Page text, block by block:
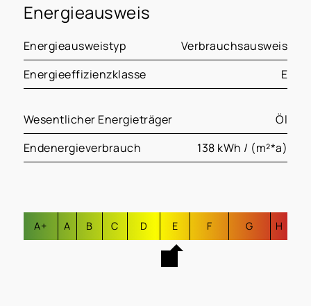
Energieausweis
Energieausweistyp
Verbrauchsausweis
Energieeffizienzklasse
E
Wesentlicher Energieträger
Öl
Endenergieverbrauch
138 kWh / (m²*a)
A+ A B C D E F G H